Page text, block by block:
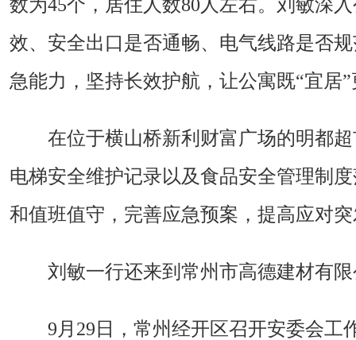
数为45个，居住人数80人左右。刘敏深
效、安全出口是否通畅、电气线路是否
急能力，坚持长效护航，让公寓既“宜居”
在位于横山桥新利财富广场的明都
电梯安全维护记录以及食品安全管理制
和值班值守，完善应急预案，提高应对
刘敏一行还来到常州市高德建材有
9月29日，常州经开区召开安委会